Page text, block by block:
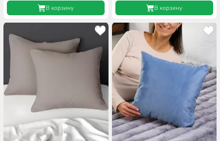
В корзину В корзину